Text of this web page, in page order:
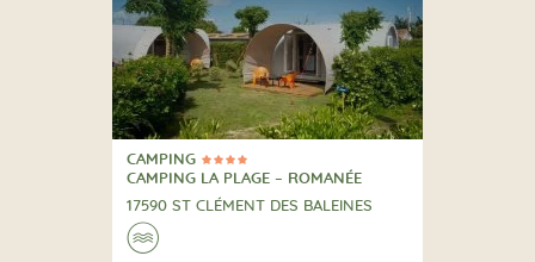
4 Étoiles
CAMPING
CAMPING
CAMPING LA PLAGE – ROMANÉE
17590 ST CLÉMENT DES BALEINES
Au bord de l'eau
🌊